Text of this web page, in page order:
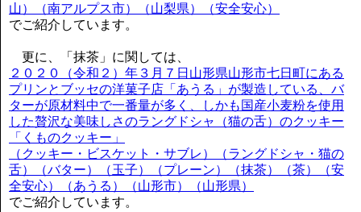
山）（南アルプス市）（山梨県）（安全安心）
でご紹介しています。
更に、「抹茶」に関しては、
２０２０（令和２）年３月７日山形県山形市七日町にある
プリンとブッセの洋菓子店「あうる」が製造している、バ
ターが原材料中で一番量が多く、しかも国産小麦粉を使用
した贅沢な美味しさのラングドシャ（猫の舌）のクッキー
「くものクッキー」
（クッキー・ビスケット・サブレ）（ラングドシャ・猫の
舌）（バター）（玉子）（プレーン）（抹茶）（茶）（安
全安心）（あうる）（山形市）（山形県）
でご紹介しています。